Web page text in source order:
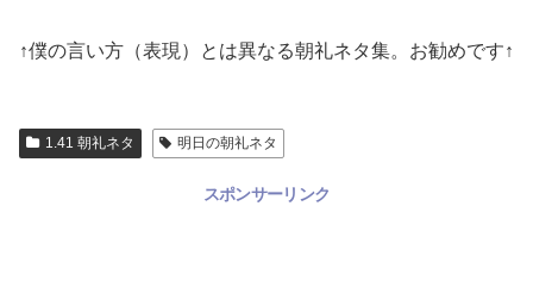
↑僕の言い方（表現）とは異なる朝礼ネタ集。お勧めです↑
1.41 朝礼ネタ 明日の朝礼ネタ
スポンサーリンク